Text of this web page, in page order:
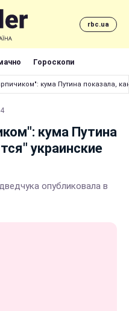
rbc.ua
Гороскопи
кума Путина показала,
кума Путина
украинские
опубликовала в